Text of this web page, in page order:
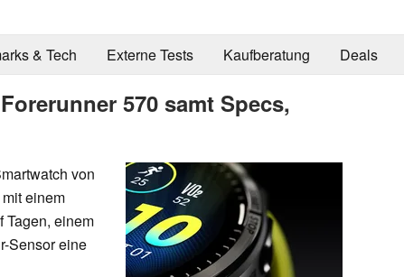
& Tech Externe Tests Kaufberatung Deals
570 samt Specs,
von
einem
Tagen, einem
Sensor eine